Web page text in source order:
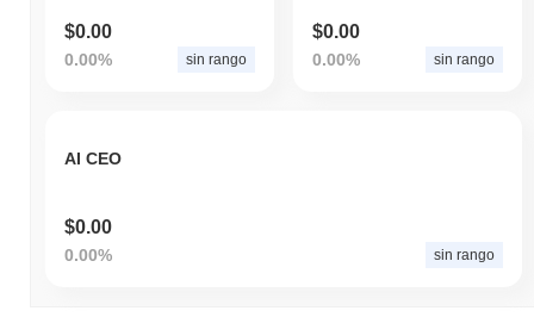
$0.00
0.00% sin rango
$0.00
0.00% sin rango
AI CEO
$0.00
0.00% sin rango